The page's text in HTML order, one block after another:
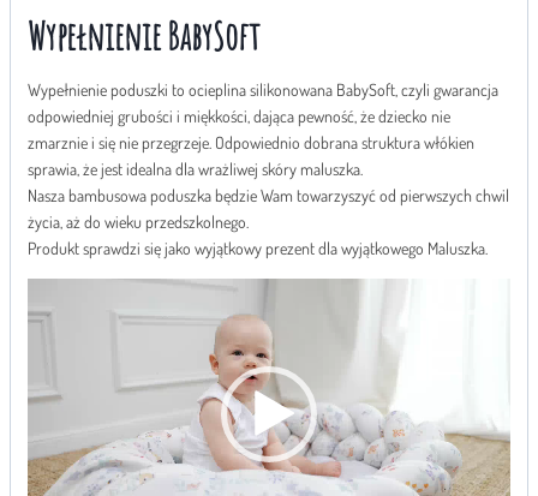
Wypełnienie BabySoft
Wypełnienie poduszki to ocieplina silikonowana BabySoft, czyli gwarancja
odpowiedniej grubości i miękkości, dająca pewność, że dziecko nie
zmarznie i się nie przegrzeje. Odpowiednio dobrana struktura włókien
sprawia, że jest idealna dla wrażliwej skóry maluszka.
Nasza bambusowa poduszka będzie Wam towarzyszyć od pierwszych chwil
życia, aż do wieku przedszkolnego.
Produkt sprawdzi się jako wyjątkowy prezent dla wyjątkowego Maluszka.
d
a
a